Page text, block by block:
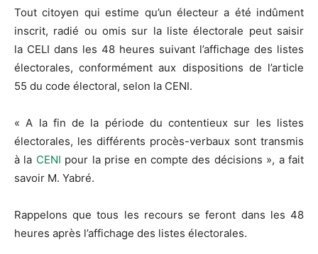
Tout citoyen qui estime qu’un électeur a été indûment
inscrit, radié ou omis sur la liste électorale peut saisir
la CELI dans les 48 heures suivant l’affichage des listes
électorales, conformément aux dispositions de l’article
55 du code électoral, selon la CENI.
« A la fin de la période du contentieux sur les listes
électorales, les différents procès-verbaux sont transmis
à la CENI pour la prise en compte des décisions », afait
savoir M. Yabré.
Rappelons que tous les recours se feront dans les 48
heures après l’affichage des listes électorales.